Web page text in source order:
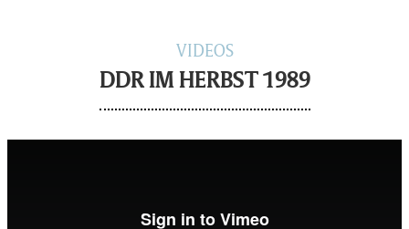
VIDEOS
DDR IM HERBST 1989